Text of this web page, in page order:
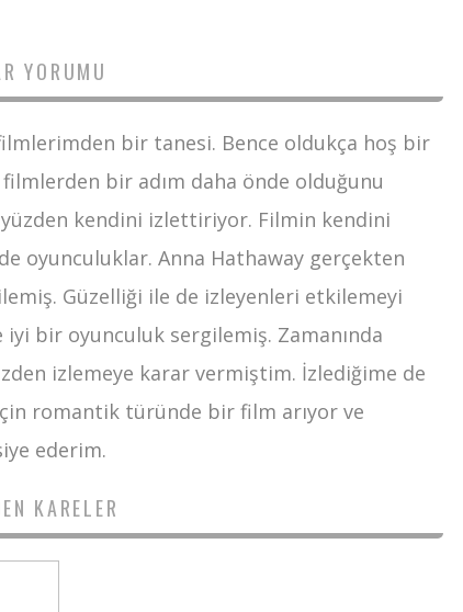
YORUMU
bir tanesi. Bence oldukça hoş bir
bir adım daha önde olduğunu
kendini izlettiriyor. Filmin kendini
oyunculuklar. Anna Hathaway gerçekten
Güzelliği ile de izleyenleri etkilemeyi
iyi bir oyunculuk sergilemiş. Zamanında
izlemeye karar vermiştim. İzlediğime de
romantik türünde bir film arıyor ve
ederim.
KARELER